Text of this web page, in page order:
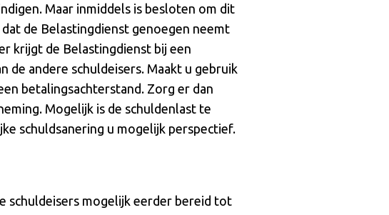
Maar inmiddels is besloten om dit
de Belastingdienst genoegen neemt
krijgt de Belastingdienst bij een
de andere schuldeisers. Maakt u gebruik
betalingsachterstand. Zorg er dan
Mogelijk is de schuldenlast te
schuldsanering u mogelijk perspectief.
schuldeisers mogelijk eerder bereid tot